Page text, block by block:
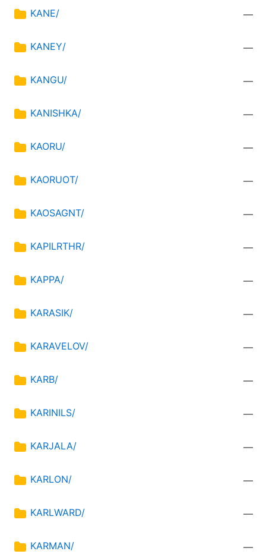
KANE/ —
KANEY/ —
KANGU/ —
KANISHKA/ —
KAORU/ —
KAORUOT/ —
KAOSAGNT/ —
KAPILRTHR/ —
KAPPA/ —
KARASIK/ —
KARAVELOV/ —
KARB/ —
KARINILS/ —
KARJALA/ —
KARLON/ —
KARLWARD/ —
KARMAN/ —